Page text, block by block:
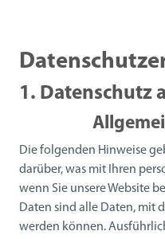
1. Datenschutz
Die folgenden Hinweise
darüber, was mit Ihren
wenn Sie unsere Website
Daten sind alle Daten, mit
werden können.